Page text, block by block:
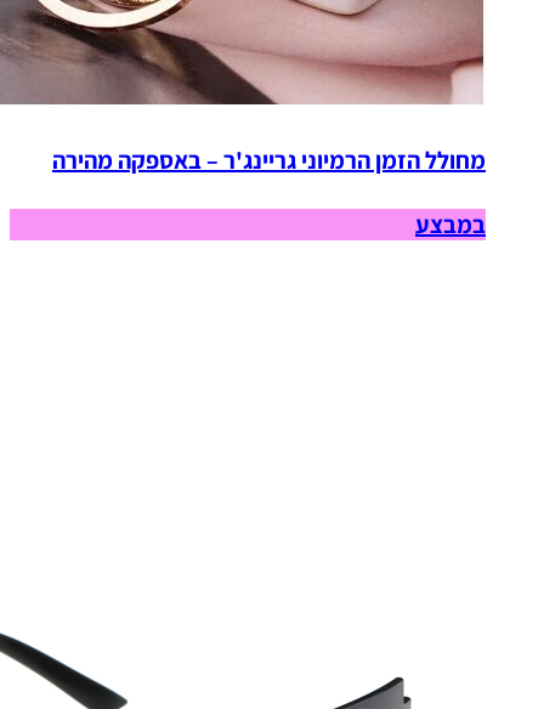
מחולל הזמן הרמיוני גריינג'ר – באספקה מהירה
במבצע